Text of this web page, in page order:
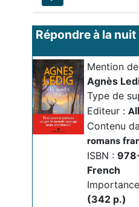
Répondre à la nuit
Mention
Agnès
Type de
Editeur :
Contenu
romans
ISBN :
French
(342 p.)